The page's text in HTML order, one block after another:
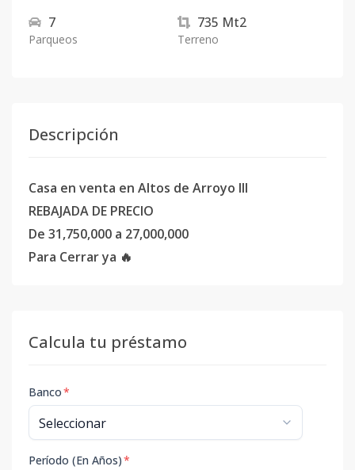
7
Parqueos
735 Mt2
Terreno
Descripción
Casa en venta en Altos de Arroyo III
REBAJADA DE PRECIO
De 31,750,000 a 27,000,000
Para Cerrar ya 🔥
Calcula tu préstamo
Banco*
Período (En Años)*